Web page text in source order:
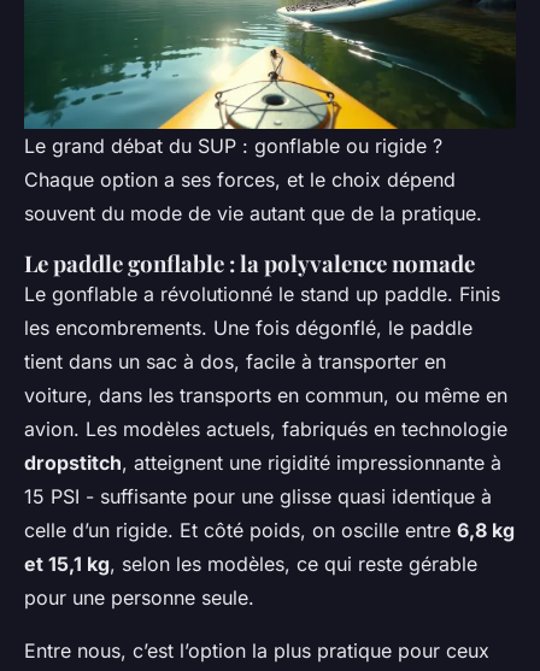
Le grand débat du SUP : gonflable ou rigide ?
Chaque option a ses forces, et le choix dépend
souvent du mode de vie autant que de la pratique.
Le paddle gonflable : la polyvalence nomade
Le gonflable a révolutionné le stand up paddle. Finis
les encombrements. Une fois dégonflé, le paddle
tient dans un sac à dos, facile à transporter en
voiture, dans les transports en commun, ou même en
avion. Les modèles actuels, fabriqués en technologie
dropstitch, atteignent une rigidité impressionnante à
15 PSI - suffisante pour une glisse quasi identique à
celle d’un rigide. Et côté poids, on oscille entre 6,8 kg
et 15,1 kg, selon les modèles, ce qui reste gérable
pour une personne seule.
Entre nous, c’est l’option la plus pratique pour ceux